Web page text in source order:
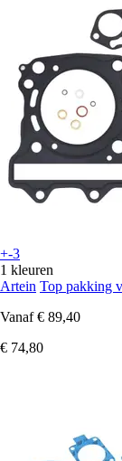
+-3
1 kleuren
Artein Top pakking
Vanaf € 89,40
€ 74,80